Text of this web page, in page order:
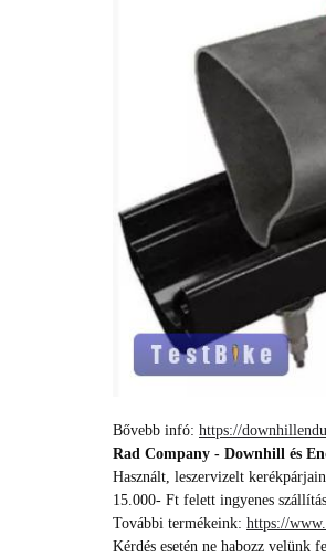
Bővebb infó: https://
Rad Company - Downhill és
Használt, leszervizelt
15.000- Ft felett ingyenes
További termékeink: https://
Kérdés esetén ne habozz velünk